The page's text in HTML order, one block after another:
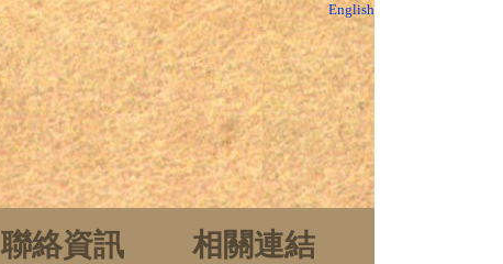
English
聯絡資訊 相關連結